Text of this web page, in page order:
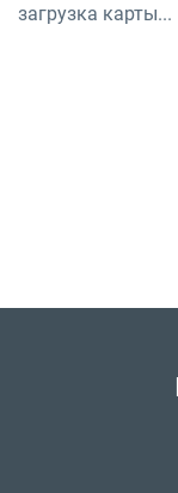
загрузка карты...